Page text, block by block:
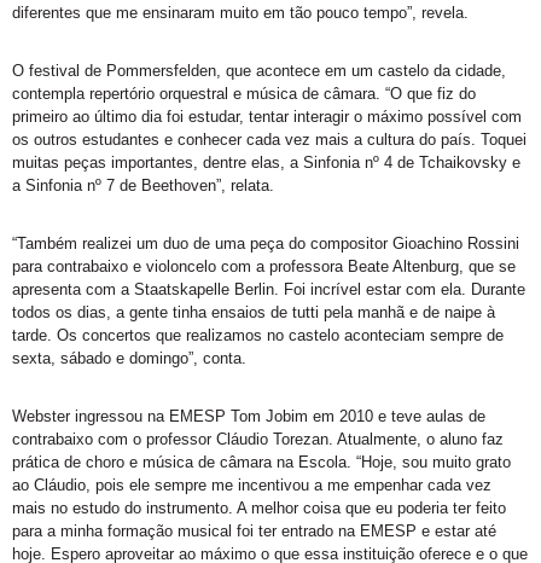
diferentes que me ensinaram muito em tão pouco tempo”, revela.
O festival de Pommersfelden, que acontece em um castelo da cidade,
contempla repertório orquestral e música de câmara. “O que fiz do
primeiro ao último dia foi estudar, tentar interagir o máximo possível com
os outros estudantes e conhecer cada vez mais a cultura do país. Toquei
muitas peças importantes, dentre elas, a Sinfonia nº 4 de Tchaikovsky e
a Sinfonia nº 7 de Beethoven”, relata.
“Também realizei um duo de uma peça do compositor Gioachino Rossini
para contrabaixo e violoncelo com a professora Beate Altenburg, que se
apresenta com a Staatskapelle Berlin. Foi incrível estar com ela. Durante
todos os dias, a gente tinha ensaios de tutti pela manhã e de naipe à
tarde. Os concertos que realizamos no castelo aconteciam sempre de
sexta, sábado e domingo”, conta.
Webster ingressou na EMESP Tom Jobim em 2010 e teve aulas de
contrabaixo com o professor Cláudio Torezan. Atualmente, o aluno faz
prática de choro e música de câmara na Escola. “Hoje, sou muito grato
ao Cláudio, pois ele sempre me incentivou a me empenhar cada vez
mais no estudo do instrumento. A melhor coisa que eu poderia ter feito
para a minha formação musical foi ter entrado na EMESP e estar até
hoje. Espero aproveitar ao máximo o que essa instituição oferece e o que